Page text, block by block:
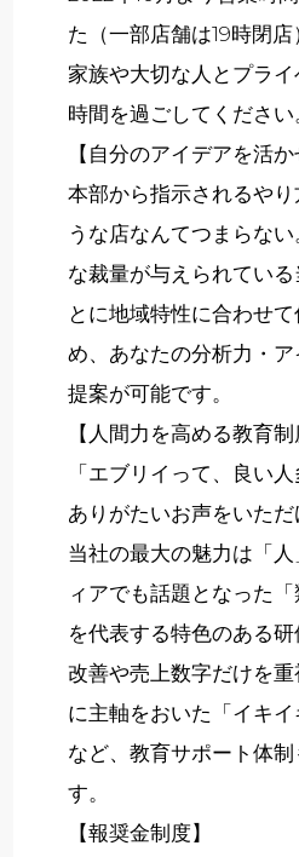
た（一部店舗は19時閉店
家族や大切な人とプラ
時間を過ごしてください
【自分のアイデアを活か
本部から指示されるや
うな店なんてつまらな
な裁量が与えられてい
とに地域特性に合わせ
め、あなたの分析力・
提案が可能です。
【人間力を高める教育制
「エブリイって、良い
ありがたいお声をいただ
当社の最大の魅力は「
ィアでも話題となった「
を代表する特色のある
改善や売上数字だけを
に主軸をおいた「イキ
など、教育サポート体制
す。
【報奨金制度】